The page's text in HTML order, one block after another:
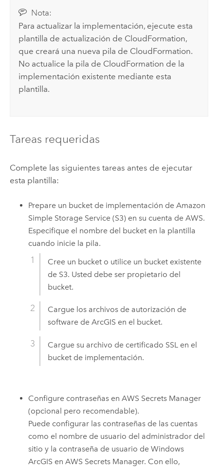
Nota:
Para actualizar la implementación, ejecute esta
plantilla de actualización de CloudFormation,
que creará una nueva pila de CloudFormation.
No actualice la pila de CloudFormation de la
implementación existente mediante esta
plantilla.
Tareas requeridas
Complete las siguientes tareas antes de ejecutar
esta plantilla:
Prepare un bucket de implementación deAmazon
Simple Storage Service (S3) en su cuenta deAWS.
Especifique el nombre del bucket en la plantilla
cuando inicie la pila.
Cree un bucket o utilice un bucket existente
de S3. Usted debe ser propietario del
bucket.
Cargue los archivos de autorización de
software de ArcGIS en el bucket.
Cargue su archivo de certificado SSL en el
bucket de implementación.
Configure contraseñas enAWS Secrets Manager
(opcional pero recomendable).
Puede configurar las contraseñas de las cuentas
como el nombre de usuario del administrador del
sitio y la contraseña de usuario deWindows
ArcGIS enAWS Secrets Manager. Con ello,